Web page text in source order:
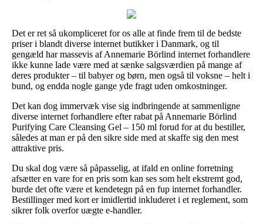
Det er ret så ukompliceret for os alle at finde frem til de bedste
priser i blandt diverse internet butikker i Danmark, og til
gengæld har massevis af Annemarie Börlind internet forhandlere
ikke kunne lade være med at sænke salgsværdien på mange af
deres produkter – til babyer og børn, men også til voksne – helt i
bund, og endda nogle gange yde fragt uden omkostninger.
Det kan dog immervæk vise sig indbringende at sammenligne
diverse internet forhandlere efter rabat på Annemarie Börlind
Purifying Care Cleansing Gel – 150 ml forud for at du bestiller,
således at man er på den sikre side med at skaffe sig den mest
attraktive pris.
Du skal dog være så påpasselig, at ifald en online forretning
afsætter en vare for en pris som kan ses som helt ekstremt god,
burde det ofte være et kendetegn på en fup internet forhandler.
Bestillinger med kort er imidlertid inkluderet i et reglement, som
sikrer folk overfor uægte e-handler.